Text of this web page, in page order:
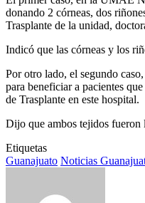
donando 2 córneas, dos
Trasplante de la unidad,
Indicó que las córneas y los
Por otro lado, el segundo
para beneficiar a pacientes
de Trasplante en este hospital.
Dijo que ambos tejidos fueron
Etiquetas
Guanajuato Noticias